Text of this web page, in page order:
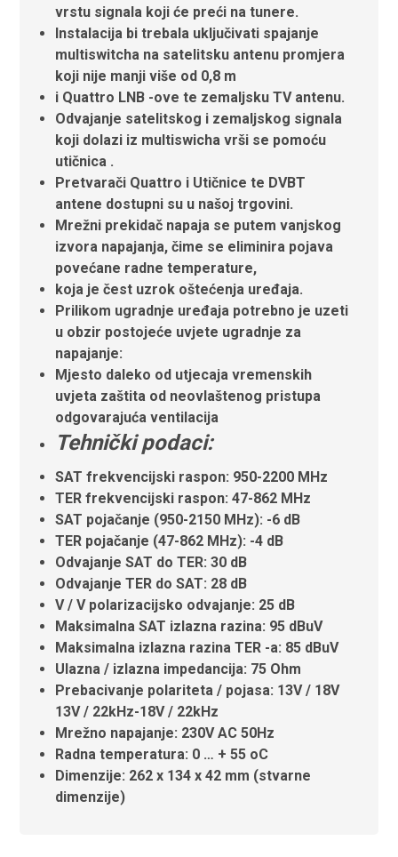
vrstu signala koji će preći na tunere.
Instalacija bi trebala uključivati ​​spajanje
multiswitcha na satelitsku antenu promjera
koji nije manji više od 0,8 m
i Quattro LNB -ove te zemaljsku TV antenu.
Odvajanje satelitskog i zemaljskog signala
koji dolazi iz multiswicha vrši se pomoću
utičnica .
Pretvarači Quattro i Utičnice te DVBT
antene dostupni su u našoj trgovini.
Mrežni prekidač napaja se putem vanjskog
izvora napajanja, čime se eliminira pojava
povećane radne temperature,
koja je čest uzrok oštećenja uređaja.
Prilikom ugradnje uređaja potrebno je uzeti
u obzir postojeće uvjete ugradnje za
napajanje:
Mjesto daleko od utjecaja vremenskih
uvjeta zaštita od neovlaštenog pristupa
odgovarajuća ventilacija
Tehnički podaci:
SAT frekvencijski raspon: 950-2200 MHz
TER frekvencijski raspon: 47-862 MHz
SAT pojačanje (950-2150 MHz): -6 dB
TER pojačanje (47-862 MHz): -4 dB
Odvajanje SAT do TER: 30 dB
Odvajanje TER do SAT: 28 dB
V / V polarizacijsko odvajanje: 25 dB
Maksimalna SAT izlazna razina: 95 dBuV
Maksimalna izlazna razina TER -a: 85 dBuV
Ulazna / izlazna impedancija: 75 Ohm
Prebacivanje polariteta / pojasa: 13V / 18V
13V / 22kHz-18V / 22kHz
Mrežno napajanje: 230V AC 50Hz
Radna temperatura: 0 … + 55 oC
Dimenzije: 262 x 134 x 42 mm (stvarne
dimenzije)